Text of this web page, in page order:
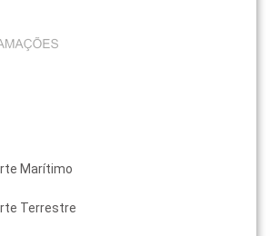
Marítimo
Terrestre